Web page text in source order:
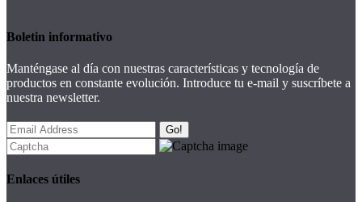
Boletin informativo
Manténgase al día con nuestras características y tecnología de
productos en constante evolución. Introduce tu e-mail y suscríbete a
nuestra newsletter.
Go!
Enlaces útiles